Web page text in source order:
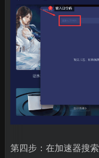
第四步：在加速器搜